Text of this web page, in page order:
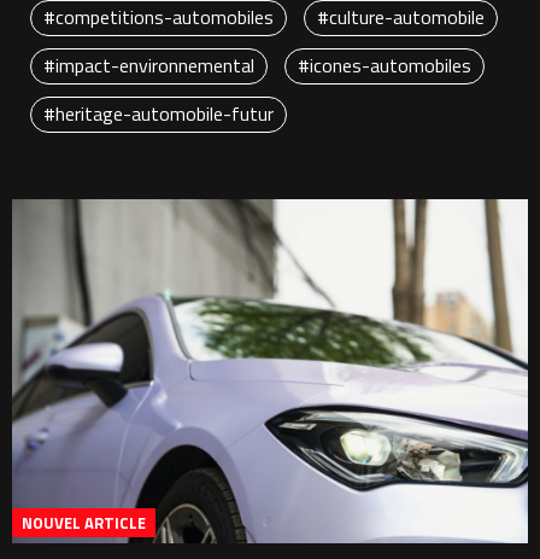
#competitions-automobiles
#culture-automobile
#impact-environnemental
#icones-automobiles
#heritage-automobile-futur
NOUVEL ARTICLE